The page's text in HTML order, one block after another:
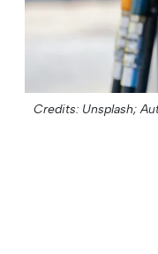
Credits: Unsplash;